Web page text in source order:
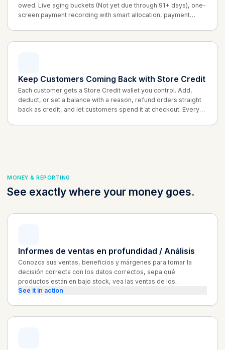
owed. Live aging buckets (Not yet due through 91+ days), one-
screen payment recording with smart allocation, payment
Keep Customers Coming Back with Store Credit
Each customer gets a Store Credit wallet you control. Add,
deduct, or set a balance with a reason, refund orders straight
back as credit, and let customers spend it at checkout. Every
MONEY & REPORTING
See exactly where your money goes.
Informes de ventas en profundidad / Análisis
Conozca sus ventas, beneficios y márgenes para tomar la
decisión correcta con los datos correctos, sepa qué
productos están en bajo stock, vea las ventas de los
empleados y las comisiones.
See it in action